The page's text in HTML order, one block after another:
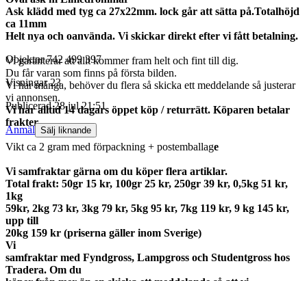
Ask klädd med tyg ca 27x22mm. lock går att sätta på.Totalhöjd
ca 11mm
Helt nya och oanvända. Vi skickar direkt efter vi fått betalning.
Vi garanterar att allt kommer fram helt och fint till dig.
Du får varan som finns på första bilden.
Vi har många, behöver du flera så skicka ett meddelande så justerar
vi annonsen.
Vi har alltid 14 dagars öppet köp / returrätt. Köparen betalar
frakter.
Vikt ca 2 gram med förpackning + postemballage
Vi samfraktar gärna om du köper flera artiklar.
Total frakt: 50gr 15 kr, 100gr 25 kr, 250gr 39 kr, 0,5kg 51 kr,
1kg
59kr, 2kg 73 kr, 3kg 79 kr, 5kg 95 kr, 7kg 119 kr, 9 kg 145 kr,
upp till
20kg 159 kr (priserna gäller inom Sverige)
Vi
samfraktar med Fyndgross, Lampgross och Studentgross hos
Tradera. Om du
Objektnr 742 499 397
Visningar 23
Publicerad 28 jul 21:51
Anmäl Sälj liknande